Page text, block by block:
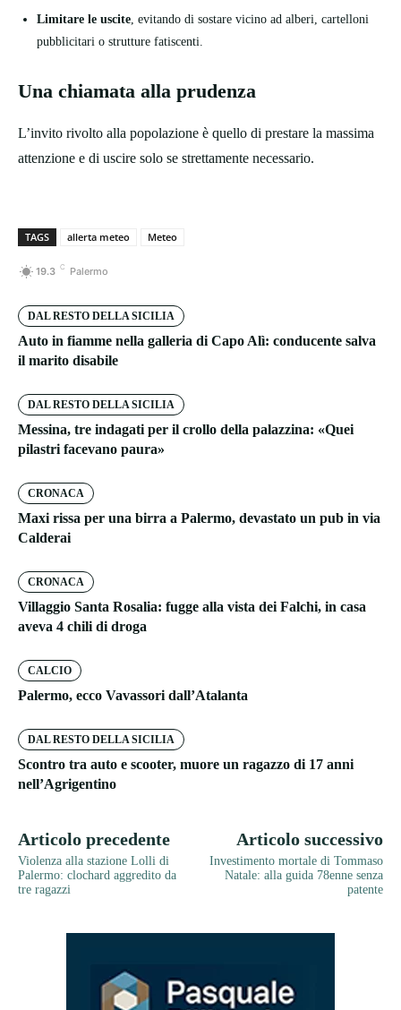
Limitare le uscite, evitando di sostare vicino ad alberi, cartelloni
pubblicitari o strutture fatiscenti.
Una chiamata alla prudenza
L’invito rivolto alla popolazione è quello di prestare la massima
attenzione e di uscire solo se strettamente necessario.
TAGS allerta meteo Meteo
19.3 C Palermo
DAL RESTO DELLA SICILIA
Auto in fiamme nella galleria di Capo Alì: conducente salva
il marito disabile
DAL RESTO DELLA SICILIA
Messina, tre indagati per il crollo della palazzina: «Quei
pilastri facevano paura»
CRONACA
Maxi rissa per una birra a Palermo, devastato un pub in via
Calderai
CRONACA
Villaggio Santa Rosalia: fugge alla vista dei Falchi, in casa
aveva 4 chili di droga
CALCIO
Palermo, ecco Vavassori dall’Atalanta
DAL RESTO DELLA SICILIA
Scontro tra auto e scooter, muore un ragazzo di 17 anni
nell’Agrigentino
Articolo precedente
Violenza alla stazione Lolli di
Palermo: clochard aggredito da
tre ragazzi
Articolo successivo
Investimento mortale di Tommaso
Natale: alla guida 78enne senza
patente